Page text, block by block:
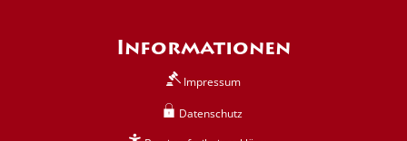
Informationen
Impressum
Datenschutz